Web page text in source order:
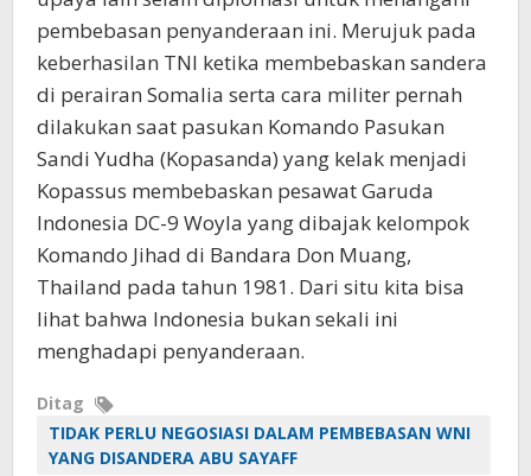
pembebasan penyanderaan ini. Merujuk pada
keberhasilan TNI ketika membebaskan sandera
di perairan Somalia serta cara militer pernah
dilakukan saat pasukan Komando Pasukan
Sandi Yudha (Kopasanda) yang kelak menjadi
Kopassus membebaskan pesawat Garuda
Indonesia DC-9 Woyla yang dibajak kelompok
Komando Jihad di Bandara Don Muang,
Thailand pada tahun 1981. Dari situ kita bisa
lihat bahwa Indonesia bukan sekali ini
menghadapi penyanderaan.
Ditag
TIDAK PERLU NEGOSIASI DALAM PEMBEBASAN WNI
YANG DISANDERA ABU SAYAFF